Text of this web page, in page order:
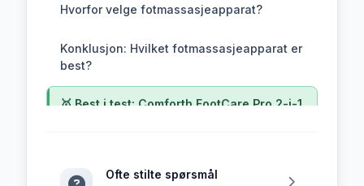
Hvorfor velge fotmassasjeapparat?
Konklusjon: Hvilket fotmassasjeapparat er
best?
🥇 Best i test: Comforth FootCare Pro 2-i-1
Ofte stilte spørsmål